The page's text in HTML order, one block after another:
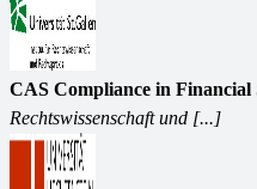
CAS Compliance in Financial
Rechtswissenschaft und [...]